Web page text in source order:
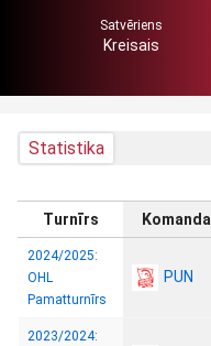
Satvēriens
Kreisais
Statistika
Turnīrs Komanda
2024/2025:
OHL
Pamatturnīrs
PUN
2023/2024: